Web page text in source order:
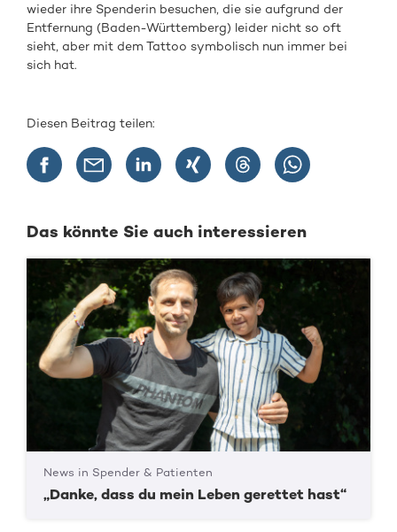
wieder ihre Spenderin besuchen, die sie aufgrund der
Entfernung (Baden-Württemberg) leider nicht so oft
sieht, aber mit dem Tattoo symbolisch nun immer bei
sich hat.
Diesen Beitrag teilen:
Das könnte Sie auch interessieren
News in Spender & Patienten
„Danke, dass du mein Leben gerettet hast“